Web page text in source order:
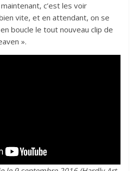
c’est les voir
vite, et en attendant, on se
boucle le tout nouveau clip de
».